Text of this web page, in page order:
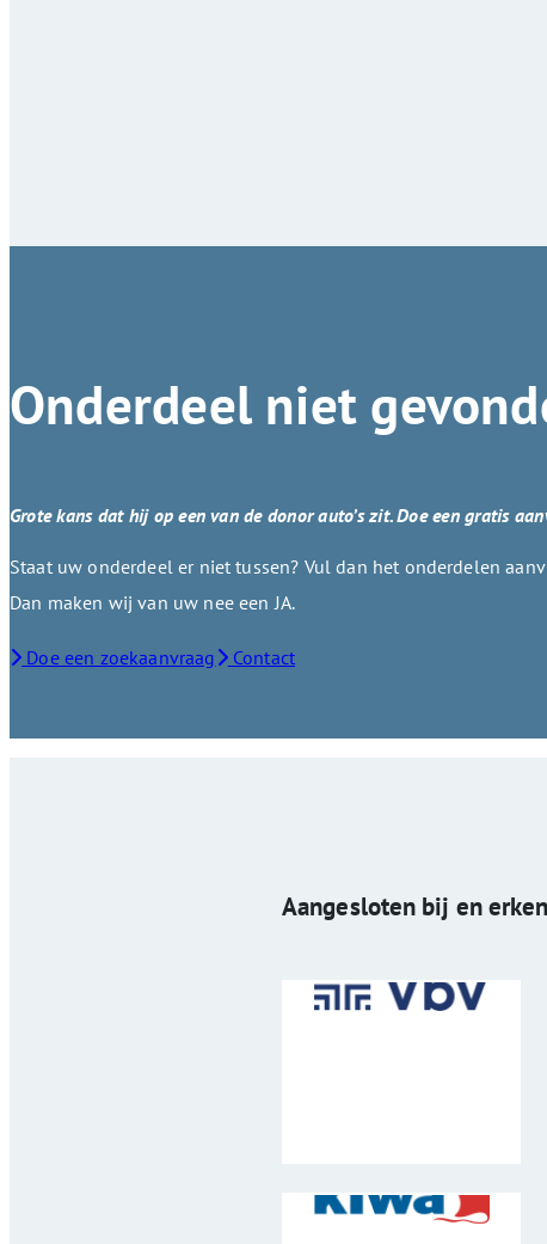
Onderdeel niet
Grote kans dat hij op een van de donor auto’s zit. Doe een gratis
Staat uw onderdeel er niet tussen? Vul dan het onderdelen
Dan maken wij van uw nee een JA.
Doe een zoekaanvraag Contact
Aangesloten bij en